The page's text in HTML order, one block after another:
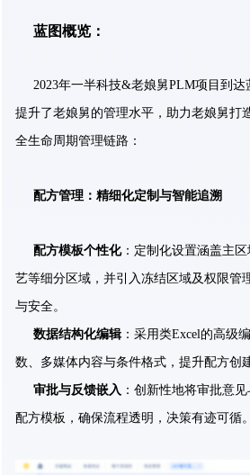
蓝图概览：
2023年一半科技&老娘舅PLM项目到
提升了老娘舅的管理水平，助力老娘舅打
全生命周期管理链路：
配方管理：精细化定制与智能追溯
配方模板个性化：定制化设置涵盖主
艺等细分区域，并引入冻结区域及权限管
与安全。
数据结构化编辑 ：采用类Excel的高级
数、多媒体内容与条件格式，提升配方创
审批与反馈嵌入 ：创新性地将审批意
配方模板，确保流程透明，决策有迹可循。